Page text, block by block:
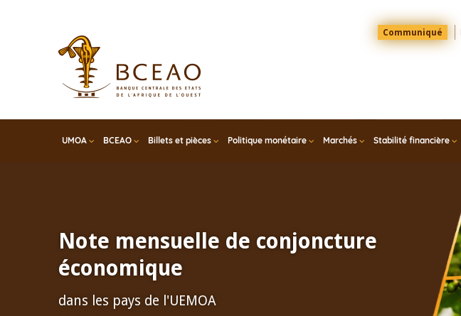
Menu
Top
Communiqué
UMOA BCEAO Billets et pièces Politique monétaire Marchés Stabilité financière
Note mensuelle de conjoncture
économique
dans les pays de l'UEMOA